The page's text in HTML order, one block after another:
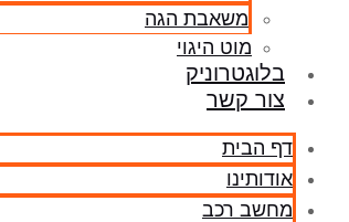
משאבת הגה
מוט היגוי
בלוגטרוניק
צור קשר
דף הבית
אודותינו
מחשב רכב